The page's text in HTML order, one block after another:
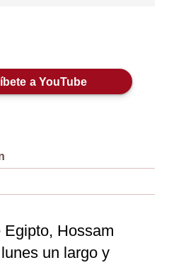
a YouTube
Hossam
un largo y